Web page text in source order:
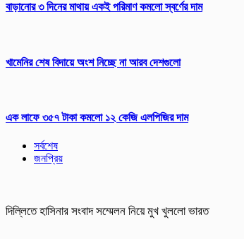
বাড়ানোর ৩ দিনের মাথায় একই পরিমাণ কমলো স্বর্ণের দাম
খামেনির শেষ বিদায়ে অংশ নিচ্ছে না আরব দেশগুলো
এক লাফে ৩৫৭ টাকা কমলো ১২ কেজি এলপিজির দাম
সর্বশেষ
জনপ্রিয়
দিল্লিতে হাসিনার সংবাদ সম্মেলন নিয়ে মুখ খুললো ভারত